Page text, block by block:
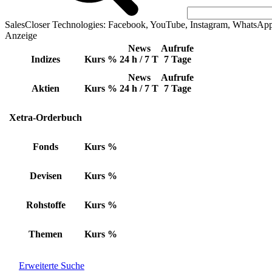
SalesCloser Technologies: Facebook, YouTube, Instagram,
Anzeige
Indizes Kurs %
News
24 h / 7 T
Aufrufe
7 Tage
Aktien Kurs %
News
24 h / 7 T
Aufrufe
7 Tage
Xetra-Orderbuch
Fonds Kurs %
Devisen Kurs %
Rohstoffe Kurs %
Themen Kurs %
Erweiterte Suche